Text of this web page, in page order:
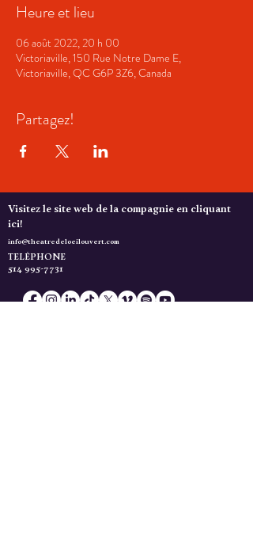
Heure et lieu
06 août 2022, 20 h 00
Victoriaville, 150 Rue Notre Dame E,
Victoriaville, QC G6P 3Z6, Canada
Partagez!
Visitez le site web de la compagnie en cliquant
ici!
info@theatredeloeilouvert.com
TELÉPHONE
514 995-7731